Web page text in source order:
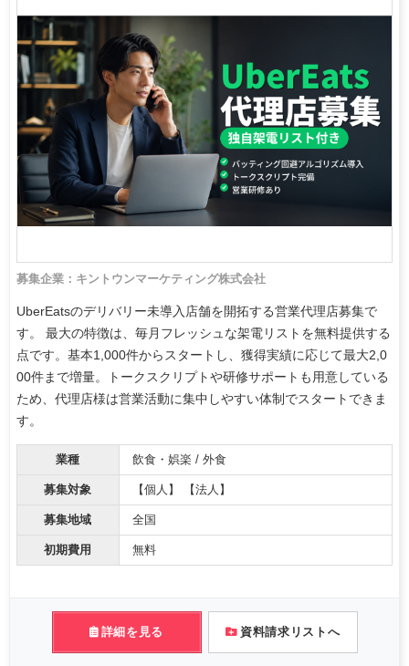
募集企業：キントウンマーケティング株式会社
UberEatsのデリバリー未導入店舗を開拓する営業代理店募集で
す。 最大の特徴は、毎月フレッシュな架電リストを無料提供する
点です。基本1,000件からスタートし、獲得実績に応じて最大2,0
00件まで増量。トークスクリプトや研修サポートも用意している
ため、代理店様は営業活動に集中しやすい体制でスタートできま
す。
業種 飲食・娯楽 / 外食
募集対象 【個人】 【法人】
募集地域 全国
初期費用 無料
詳細を見る 資料請求リストへ